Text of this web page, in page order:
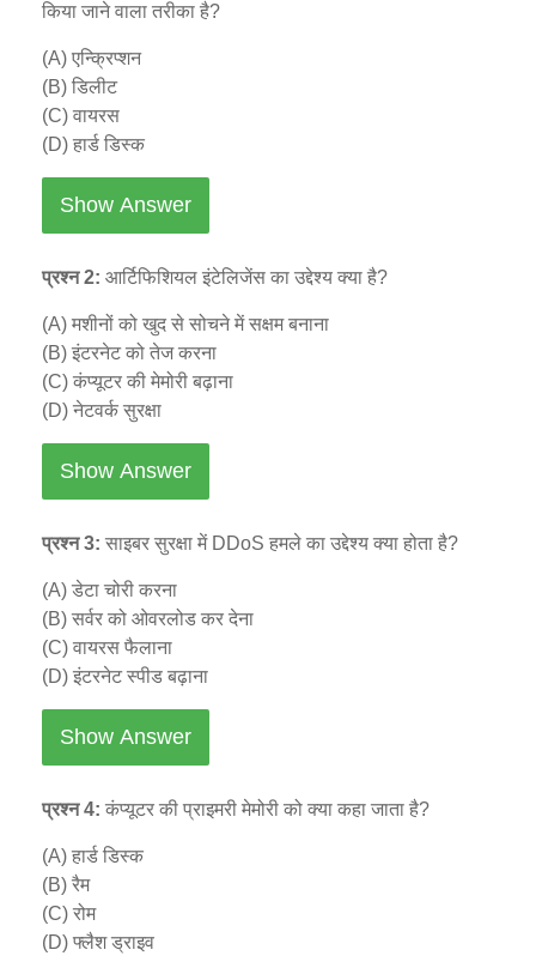
किया जाने वाला तरीका है?
(A) एन्क्रिप्शन
(B) डिलीट
(C) वायरस
(D) हार्ड डिस्क
Show Answer
प्रश्न 2: आर्टिफिशियल इंटेलिजेंस का उद्देश्य क्या है?
(A) मशीनों को खुद से सोचने में सक्षम बनाना
(B) इंटरनेट को तेज करना
(C) कंप्यूटर की मेमोरी बढ़ाना
(D) नेटवर्क सुरक्षा
Show Answer
प्रश्न 3: साइबर सुरक्षा में DDoS हमले का उद्देश्य क्या होता है?
(A) डेटा चोरी करना
(B) सर्वर को ओवरलोड कर देना
(C) वायरस फैलाना
(D) इंटरनेट स्पीड बढ़ाना
Show Answer
प्रश्न 4: कंप्यूटर की प्राइमरी मेमोरी को क्या कहा जाता है?
(A) हार्ड डिस्क
(B) रैम
(C) रोम
(D) फ्लैश ड्राइव